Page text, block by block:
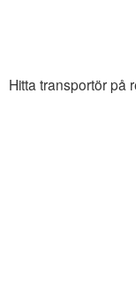
Hitta transportör på